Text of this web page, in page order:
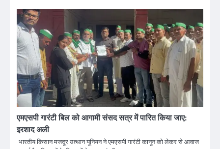
एमएसपी गारंटी बिल को आगामी संसद सत्र में पारित किया जाए:
इरशाद अली
भारतीय किसान मजदूर उत्थान यूनियन ने एमएसपी गारंटी कानून को लेकर से आवाज